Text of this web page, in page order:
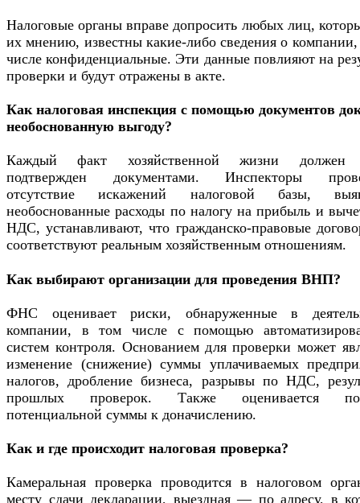
Налоговые органы вправе допросить любых лиц,
их мнению, известны какие-либо сведения о
числе конфиденциальные. Эти данные повлияют на
проверки и будут отражены в акте.
Как налоговая инспекция с помощью документов
необоснованную выгоду?
Каждый факт хозяйственной жизни должен
подтвержден документами. Инспекторы
отсутствие искажений налоговой базы,
необоснованные расходы по налогу на прибыль и
НДС, устанавливают, что гражданско-правовые
соответствуют реальным хозяйственным отношениям.
Как выбирают организации для проведения ВНП?
ФНС оценивает риски, обнаруженные в
компании, в том числе с помощью
систем контроля. Основанием для проверки может
изменение (снижение) суммы уплачиваемых
налогов, дробление бизнеса, разрывы по НДС,
прошлых проверок. Также оценивается
потенциальной суммы к доначислению.
Как и где происходит налоговая проверка?
Камеральная проверка проводится в налоговом
месту сдачи декларации, выездная — по адресу, в